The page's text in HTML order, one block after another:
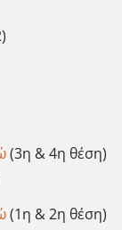
(3η & 4η θέση)
(1η & 2η θέση)